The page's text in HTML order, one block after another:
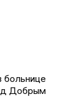
больнице
Добрым